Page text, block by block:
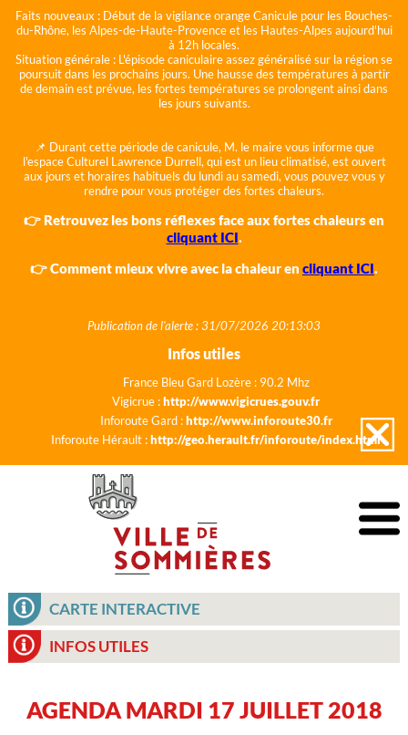
Faits nouveaux : Début de la vigilance orange Canicule pour les Bouches-
du-Rhône, les Alpes-de-Haute-Provence et les Hautes-Alpes aujourd'hui
à 12h locales.
Situation générale : L'épisode caniculaire assez généralisé sur la région se
poursuit dans les prochains jours. Une hausse des températures à partir
de demain est prévue, les fortes températures se prolongent ainsi dans
les jours suivants.
📌 Durant cette période de canicule, M. le maire vous informe que
l'espace Culturel Lawrence Durrell, qui est un lieu climatisé, est ouvert
aux jours et horaires habituels du lundi au samedi, vous pouvez vous y
rendre pour vous protéger des fortes chaleurs.
👉 Retrouvez les bons réflexes face aux fortes chaleurs en
cliquant ICI.
👉 Comment mieux vivre avec la chaleur en cliquant ICI.
Publication de l'alerte : 31/07/2026 20:13:03
Infos utiles
France Bleu Gard Lozère : 90.2 Mhz
Vigicrue :http://www.vigicrues.gouv.fr
Inforoute Gard :http://www.inforoute30.fr
Inforoute Hérault :http://geo.herault.fr/inforoute/index.html
CARTE INTERACTIVE
INFOS UTILES
AGENDA MARDI 17 JUILLET 2018